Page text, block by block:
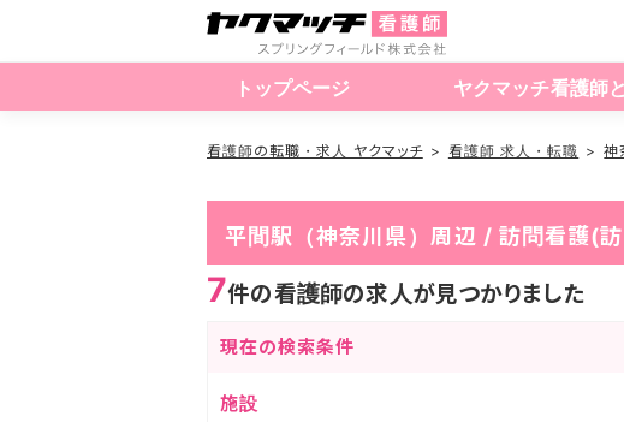
トップページ ヤクマッチ看護師
看護師の転職・求人 ヤクマッチ 看護師 求人・転職 神
平間駅（神奈川県）周辺 / 訪問看護(
7件の看護師の求人が見つかりました
現在の検索条件
施設